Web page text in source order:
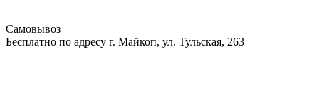
Самовывоз
Бесплатно по адресу г. Майкоп, ул. Тульская, 263